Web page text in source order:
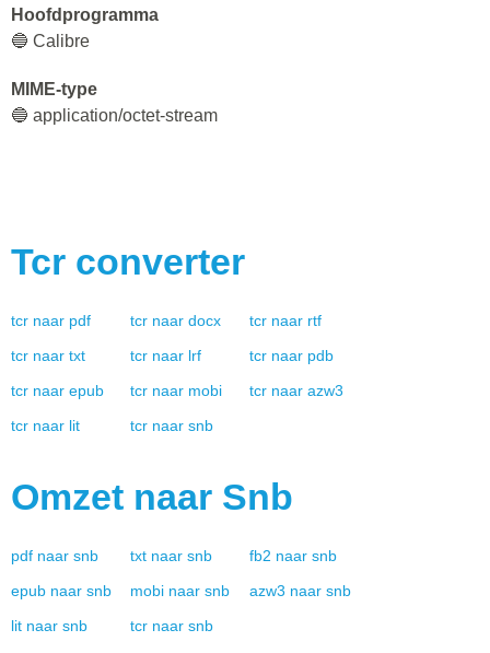
Hoofdprogramma
🔵 Calibre
MIME-type
🔵 application/octet-stream
Tcr converter
tcr naar pdf tcr naar docx tcr naar rtf
tcr naar txt tcr naar lrf tcr naar pdb
tcr naar epub tcr naar mobi tcr naar azw3
tcr naar lit tcr naar snb
Omzet naar Snb
pdf naar snb txt naar snb fb2 naar snb
epub naar snb mobi naar snb azw3 naar snb
lit naar snb tcr naar snb